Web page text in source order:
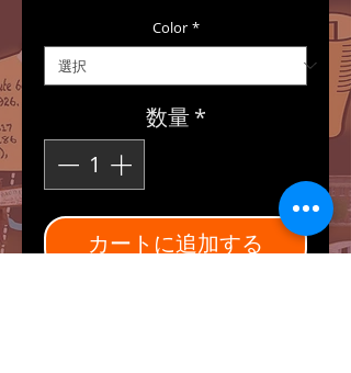
Color *
数量 *
カートに追加する